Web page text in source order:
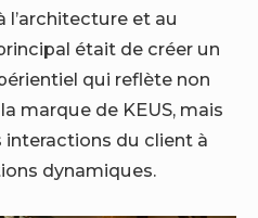
l’architecture et au
était de créer un
qui reflète non
marque de KEUS, mais
du client à
dynamiques.